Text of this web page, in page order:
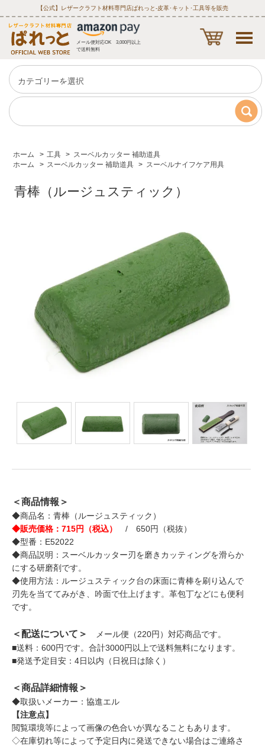
【公式】レザークラフト材料専門店ぱれっと‐皮革･キット･工具等を販売
メール便対応OK 3,000円以上
で送料無料
ホーム > 工具 > スーベルカッター 補助道具
ホーム
> スーベルカッター 補助道具 > スーベルナイフケア用具
青棒（ルージュスティック）
＜商品情報＞
◆商品名：青棒（ルージュスティック）
◆販売価格：715円（税込）
/ 650円（税抜）
◆型番：E52022
◆商品説明：スーベルカッター刃を磨きカッティングを滑らか
にする研磨剤です。
◆使用方法：ルージュスティック台の床面に青棒を刷り込んで
刃先を当ててみがき、吟面で仕上げます。革包丁などにも便利
です。
＜配送について＞
メール便（220円）対応商品です。
■送料：600円です。合計3000円以上で送料無料になります。
■発送予定目安：4日以内（日祝日は除く）
＜商品詳細情報＞
◆取扱いメーカー：協進エル
【注意点】
閲覧環境等によって画像の色合いが異なることもあります。
◇在庫切れ等によって予定日内に発送できない場合はご連絡さ